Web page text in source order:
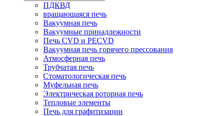
ПДКВД
вращающаяся печь
Вакуумная печь
Вакуумные принадлежности
Печь CVD и PECVD
Вакуумная печь горячего прессования
Атмосферная печь
Трубчатая печь
Стоматологическая печь
Муфельная печь
Электрическая роторная печь
Тепловые элементы
Печь для графитизации